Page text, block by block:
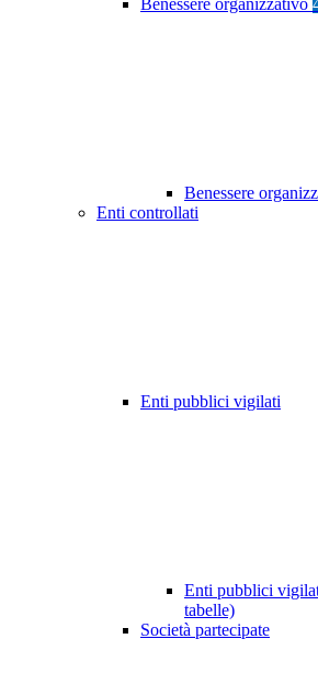
Benessere organizzativo
Benessere
Enti controllati
Enti pubblici vigilati
Enti pubblici
tabelle)
Società partecipate